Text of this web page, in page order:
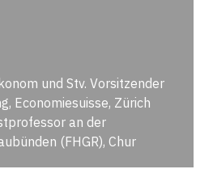
und Stv. Vorsitzender
Economiesuisse, Zürich
an der
(FHGR), Chur